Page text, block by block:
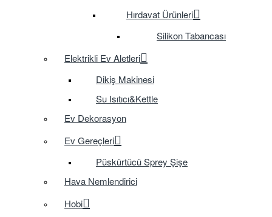
Hırdavat Ürünleri
Silikon Tabancası
Elektrikli Ev Aletleri
Dikiş Makinesi
Su Isıtıcı&Kettle
Ev Dekorasyon
Ev Gereçleri
Püskürtücü Sprey Şişe
Hava Nemlendirici
Hobi